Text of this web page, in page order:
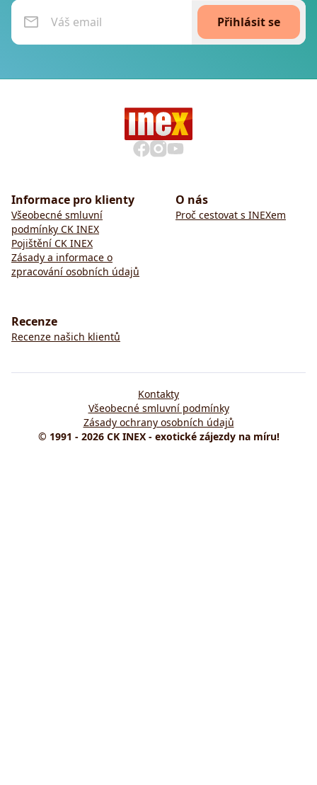
Přihlásit se
Informace pro klienty
Všeobecné smluvní
podmínky CK INEX
Pojištění CK INEX
Zásady a informace o
zpracování osobních údajů
O nás
Proč cestovat s INEXem
Recenze
Recenze našich klientů
© 1991 - 2026 CK INEX - exotické zájezdy na míru!
Kontakty
Všeobecné smluvní podmínky
Zásady ochrany osobních údajů